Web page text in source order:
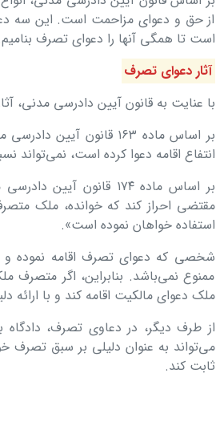
از حق و دعوای مزاحمت است. این سه
است تا همگی آنها را دعوای تصرف
آثار دعوای تصرف
با عنایت به قانون آیین دادرسی مدنی،
بر اساس ماده ۱۶۳
انتفاع اقامه دعوا کرده است،
بر اساس ماده ۱۷۴
مقتضی احراز کند که خوانده، ملک
استفاده خواهان نموده است».
شخصی که دعوای تصرف اقامه نموده و
ممنوع نمی‌باشد. بنابراین، اگر
ملک دعوای مالکیت اقامه کند و با ارائه
از طرف دیگر، در دعاوی تصرف، دادگاه
می‌تواند به عنوان دلیلی بر سبق تصرف
ثابت کند.